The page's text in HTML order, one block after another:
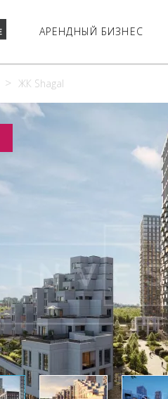
АРЕНДНЫЙ БИЗНЕС
ЖК Shagal